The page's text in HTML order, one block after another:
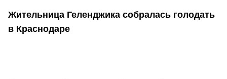
Жительница Геленджика собралась голодать
в Краснодаре